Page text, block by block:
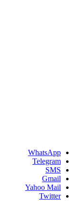
WhatsApp
Telegram
SMS
Gmail
Yahoo Mail
Twitter